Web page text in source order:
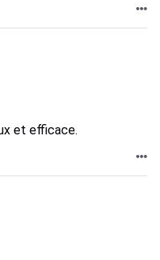
et efficace.